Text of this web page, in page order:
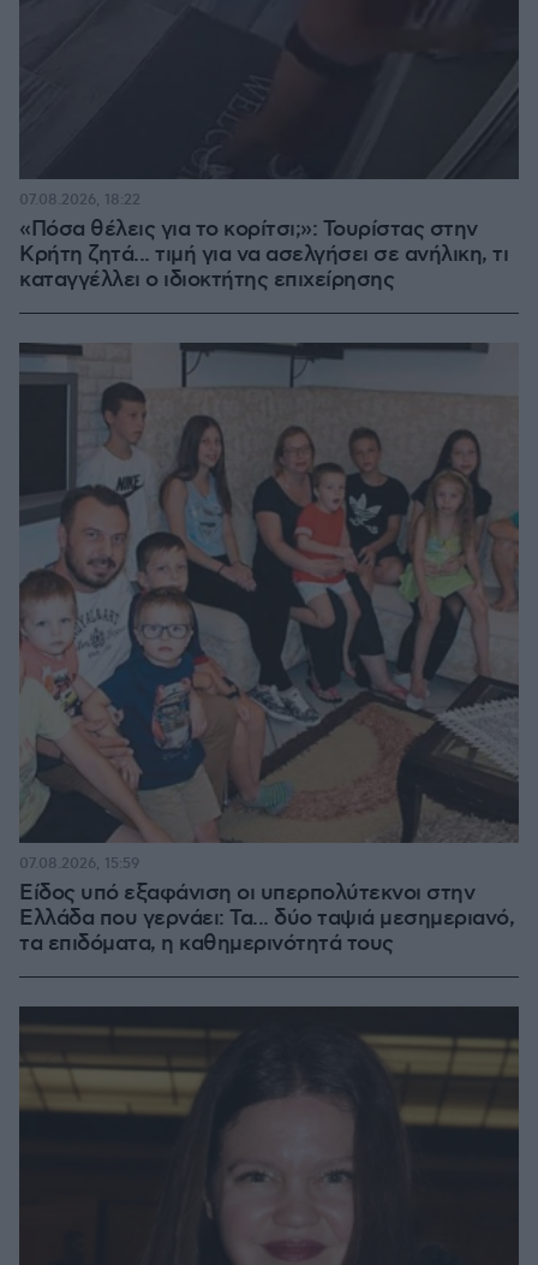
«Πόσα θέλεις για το κορίτσι;»: Τουρίστας στην
Κρήτη ζητά... τιμή για να ασελγήσει σε ανήλικη, τι
καταγγέλλει ο ιδιοκτήτης επιχείρησης
07.08.2026, 18:22
Είδος υπό εξαφάνιση οι υπερπολύτεκνοι στην
Ελλάδα που γερνάει: Τα... δύο ταψιά μεσημεριανό,
τα επιδόματα, η καθημερινότητά τους
07.08.2026, 15:59